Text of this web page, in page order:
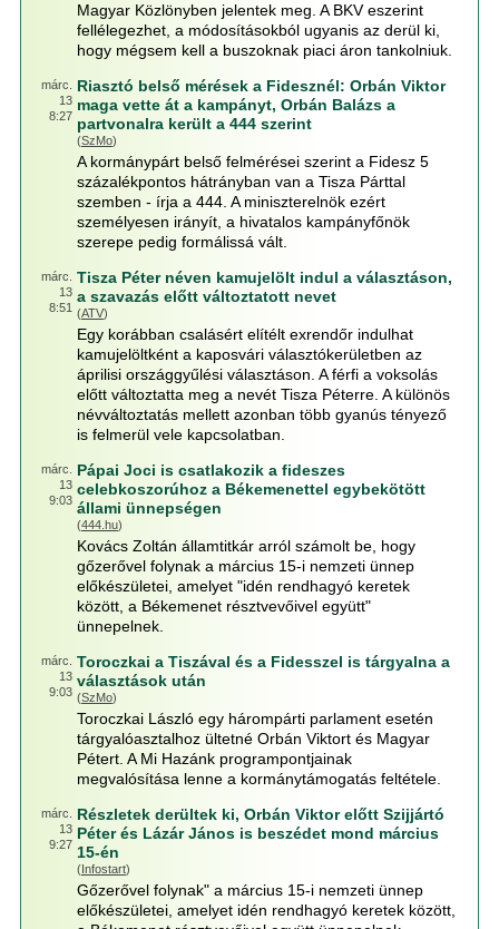
Magyar Közlönyben jelentek meg. A BKV eszerint
fellélegezhet, a módosításokból ugyanis az derül ki,
hogy mégsem kell a buszoknak piaci áron tankolniuk.
márc.
13
8:27
Riasztó belső mérések a Fidesznél: Orbán Viktor
maga vette át a kampányt, Orbán Balázs a
partvonalra került a 444 szerint
(SzMo)
A kormánypárt belső felmérései szerint a Fidesz 5
százalékpontos hátrányban van a Tisza Párttal
szemben - írja a 444. A miniszterelnök ezért
személyesen irányít, a hivatalos kampányfőnök
szerepe pedig formálissá vált.
márc.
13
8:51
Tisza Péter néven kamujelölt indul a választáson,
a szavazás előtt változtatott nevet
(ATV)
Egy korábban csalásért elítélt exrendőr indulhat
kamujelöltként a kaposvári választókerületben az
áprilisi országgyűlési választáson. A férfi a voksolás
előtt változtatta meg a nevét Tisza Péterre. A különös
névváltoztatás mellett azonban több gyanús tényező
is felmerül vele kapcsolatban.
márc.
13
9:03
Pápai Joci is csatlakozik a fideszes
celebkoszorúhoz a Békemenettel egybekötött
állami ünnepségen
(444.hu)
Kovács Zoltán államtitkár arról számolt be, hogy
gőzerővel folynak a március 15-i nemzeti ünnep
előkészületei, amelyet "idén rendhagyó keretek
között, a Békemenet résztvevőivel együtt"
ünnepelnek.
márc.
13
9:03
Toroczkai a Tiszával és a Fidesszel is tárgyalna a
választások után
(SzMo)
Toroczkai László egy hárompárti parlament esetén
tárgyalóasztalhoz ültetné Orbán Viktort és Magyar
Pétert. A Mi Hazánk programpontjainak
megvalósítása lenne a kormánytámogatás feltétele.
márc.
13
9:27
Részletek derültek ki, Orbán Viktor előtt Szijjártó
Péter és Lázár János is beszédet mond március
15-én
(Infostart)
Gőzerővel folynak" a március 15-i nemzeti ünnep
előkészületei, amelyet idén rendhagyó keretek között,